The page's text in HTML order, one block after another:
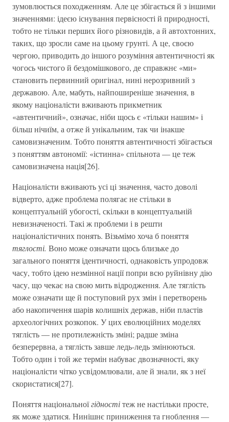
зумовлюється походженням. Але це збігається й з іншими
значеннями: ідеєю існування первісності й природності,
тобто не тільки перших його різновидів, а й автохтонних,
таких, що зросли саме на цьому грунті. А це, своєю
чергою, приводить до іншого розуміння автентичності як
чогось чистого й бездомішкового, де справжнє «ми»
становить первинний оригінал, нині нерозривний з
державою. Але, мабуть, найпоширеніше значення, в
якому націоналісти вживають прикметник
«автентичний», означає, ніби щось є «тільки нашим» і
більш нічиїм, а отже й унікальним, так чи інакше
самовизначеним. Тобто поняття автентичності збігається
з поняттям автономії: «істинна» спільнота — це теж
самовизначена нація[26].
Націоналісти вживають усі ці значення, часто доволі
відверто, адже проблема полягає не стільки в
концептуальній убогості, скільки в концептуальній
невизначеності. Такі ж проблеми і в решти
націоналістичних понять. Візьмімо хоча б поняття
тяглості. Воно може означати щось близьке до
загального поняття ідентичності, однаковість упродовж
часу, тобто ідею незмінної нації попри всю руйнівну дію
часу, що чекає на свою мить відродження. Але тяглість
може означати ще й поступовий рух змін і перетворень
або накопичення шарів колишніх держав, ніби пластів
археологічних розкопок. У цих еволюційних моделях
тяглість — не протилежність зміні; радше зміна
безперервна, а тяглість завше ледь-ледь змінюються.
Тобто один і той же термін набуває двозначності, яку
націоналісти чітко усвідомлювали, але й знали, як з неї
скористатися[27].
Поняття національноїгідностітеж не настільки просте,
як може здатися. Нинішнє приниження та гноблення —